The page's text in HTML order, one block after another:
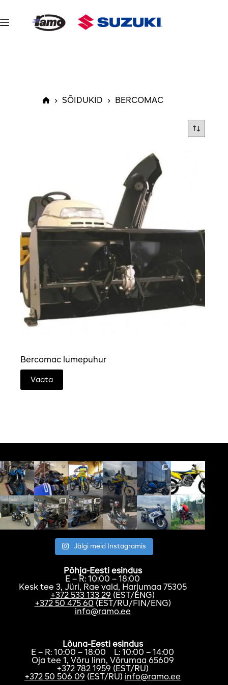
content
SÕIDUKID BERCOMAC
Bercomac lumepuhur
Vaata
Jälgi meid Instagramis
Põhja-Eesti esindus
E – R: 10:00 – 18:00
Kesk tee 3, Jüri, Rae vald, Harjumaa 75305
+372 533 133 29 (EST/ENG)
+372 50 475 60 (EST/RU/FIN/ENG)
info@ramo.ee
Lõuna-Eesti esindus
E – R: 10:00 – 18:00 L: 10:00 – 14:00
Oja tee 1, Võru linn, Võrumaa 65609
+372 782 1959 (EST/RU)
+372 50 506 09 (EST/RU) info@ramo.ee